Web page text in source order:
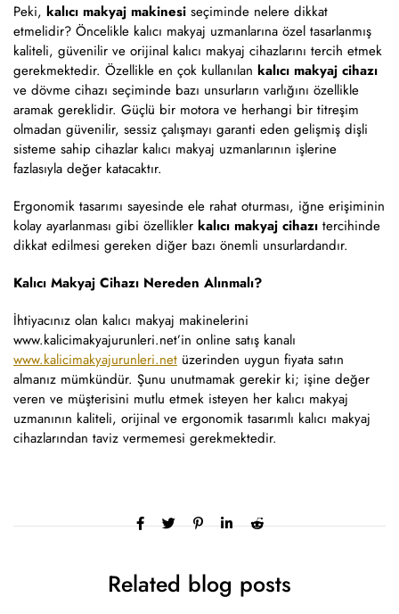
Peki, kalıcı makyaj makinesi seçiminde nelere dikkat
etmelidir? Öncelikle kalıcı makyaj uzmanlarına özel tasarlanmış
kaliteli, güvenilir ve orijinal kalıcı makyaj cihazlarını tercih etmek
gerekmektedir. Özellikle en çok kullanılan kalıcı makyaj cihazı
ve dövme cihazı seçiminde bazı unsurların varlığını özellikle
aramak gereklidir. Güçlü bir motora ve herhangi bir titreşim
olmadan güvenilir, sessiz çalışmayı garanti eden gelişmiş dişli
sisteme sahip cihazlar kalıcı makyaj uzmanlarının işlerine
fazlasıyla değer katacaktır.
Ergonomik tasarımı sayesinde ele rahat oturması, iğne erişiminin
kolay ayarlanması gibi özellikler kalıcı makyaj cihazı tercihinde
dikkat edilmesi gereken diğer bazı önemli unsurlardandır.
Kalıcı Makyaj Cihazı Nereden Alınmalı?
İhtiyacınız olan kalıcı makyaj makinelerini
www.kalicimakyajurunleri.net’in online satış kanalı
www.kalicimakyajurunleri.net üzerinden uygun fiyata satın
almanız mümkündür. Şunu unutmamak gerekir ki; işine değer
veren ve müşterisini mutlu etmek isteyen her kalıcı makyaj
uzmanının kaliteli, orijinal ve ergonomik tasarımlı kalıcı makyaj
cihazlarından taviz vermemesi gerekmektedir.
Related blog posts